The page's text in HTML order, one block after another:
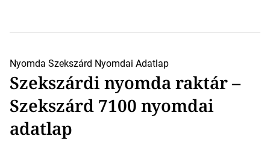
Nyomda Szekszárd Nyomdai Adatlap
Szekszárdi nyomda raktár –
Szekszárd 7100 nyomdai
adatlap